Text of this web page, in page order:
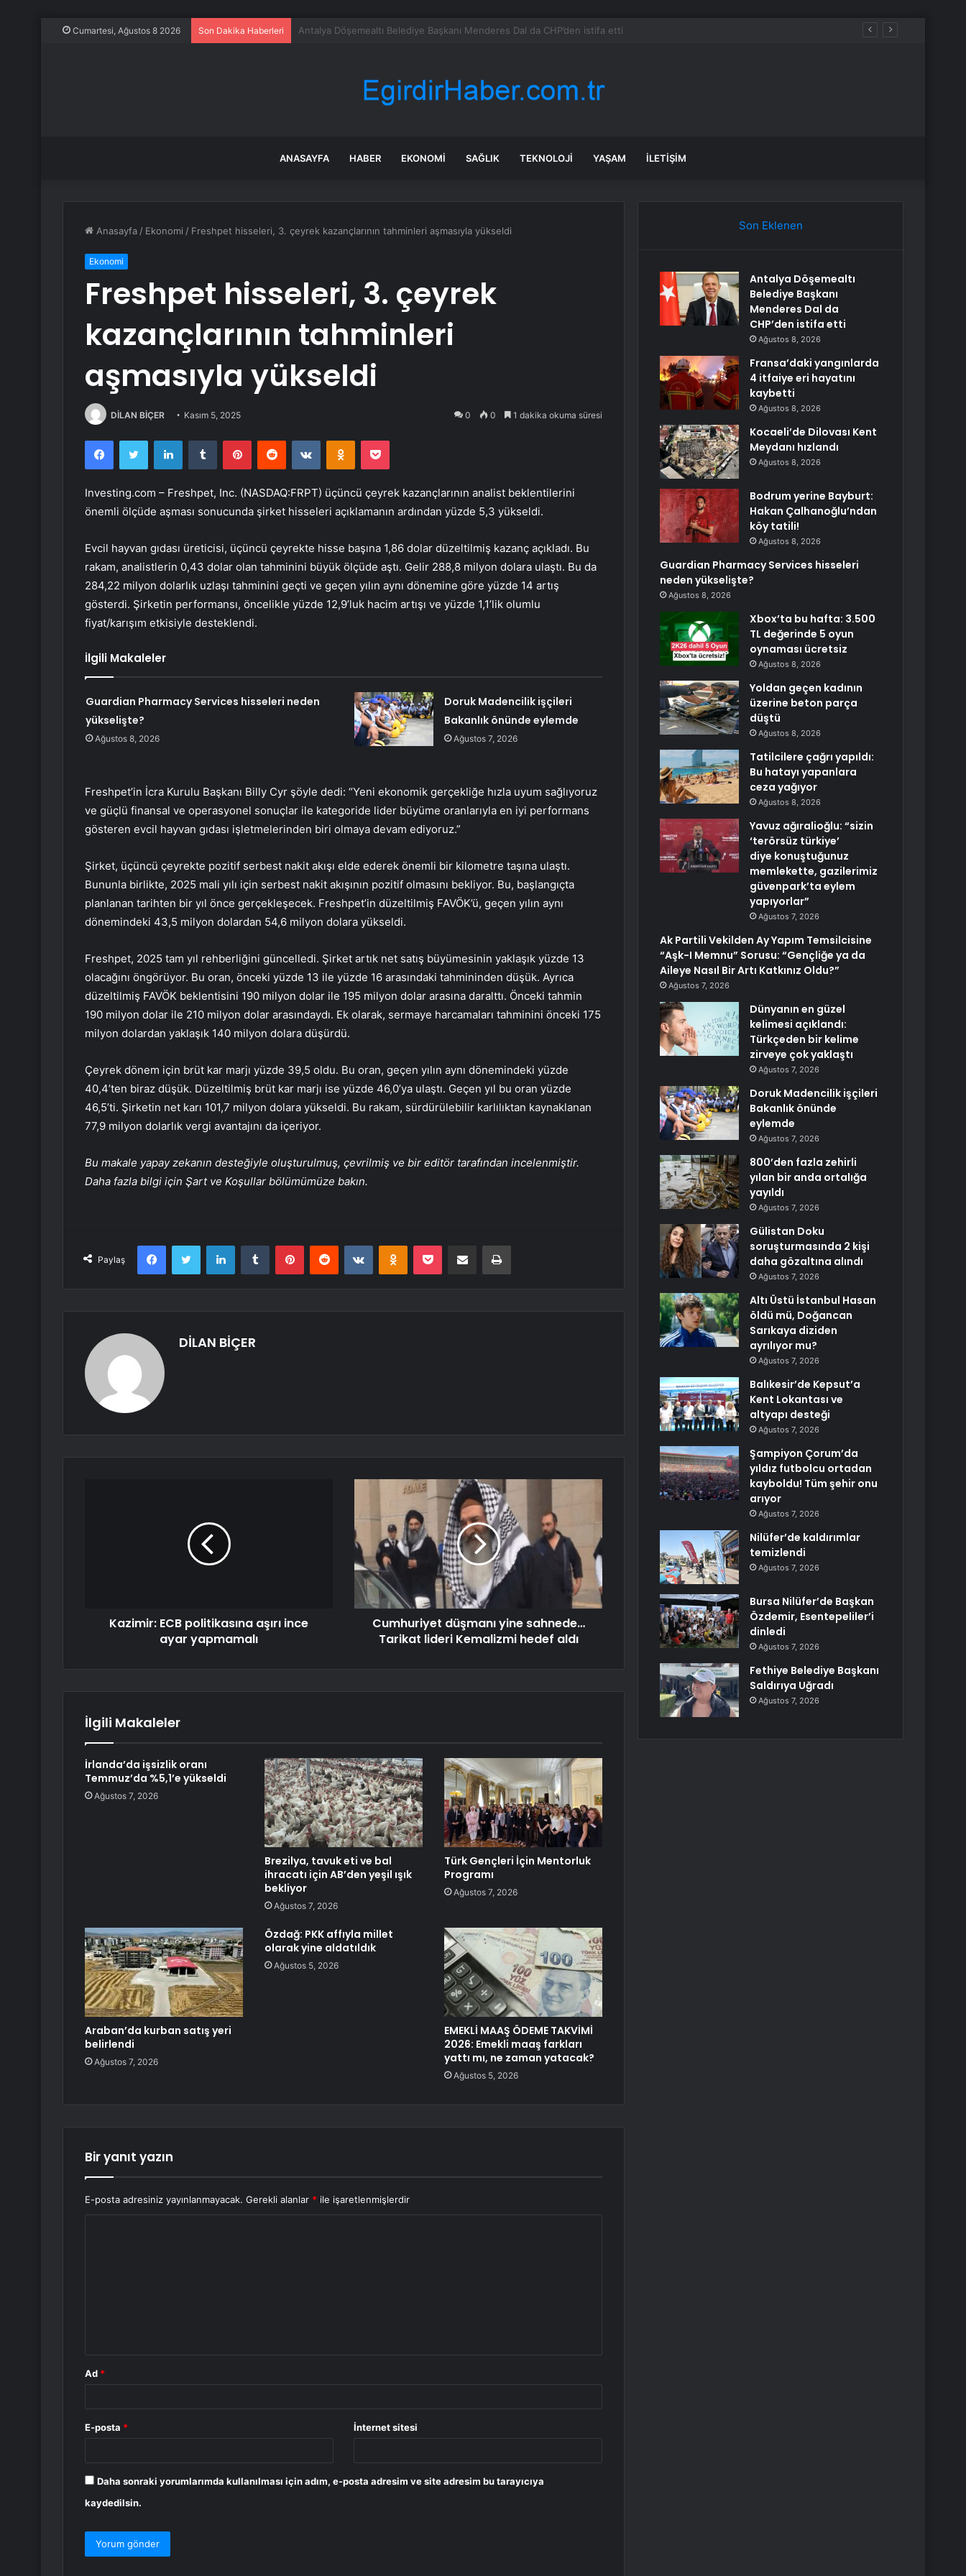
Cumartesi, Ağustos 8 2026 Son Dakika Haberleri Fransa’daki yangınlarda 4 itfaiye eri hayatını kaybetti
ANASAYFA HABER EKONOMI SAĞLIK TEKNOLOJI YAŞAM İLETIŞIM
Anasayfa / Ekonomi / Freshpet hisseleri, 3. çeyrek kazançlarının tahminleri aşmasıyla yükseldi
Ekonomi
Freshpet hisseleri, 3. çeyrek
kazançlarının tahminleri
aşmasıyla yükseldi
DİLAN BİÇER Kasım 5, 2025 0 0 1 dakika okuma süresi
FacebookTwitter LinkedInTumblr PinterestReddit VKontakteOdnoklassniki
Pocket
Investing.com – Freshpet, Inc. (NASDAQ:FRPT) üçüncü çeyrek kazançlarının analist beklentilerini
önemli ölçüde aşması sonucunda şirket hisseleri açıklamanın ardından yüzde 5,3 yükseldi.
Evcil hayvan gıdası üreticisi, üçüncü çeyrekte hisse başına 1,86 dolar düzeltilmiş kazanç açıkladı. Bu
rakam, analistlerin 0,43 dolar olan tahminini büyük ölçüde aştı. Gelir 288,8 milyon dolara ulaştı. Bu da
284,22 milyon dolarlık uzlaşı tahminini geçti ve geçen yılın aynı dönemine göre yüzde 14 artış
gösterdi. Şirketin performansı, öncelikle yüzde 12,9’luk hacim artışı ve yüzde 1,1’lik olumlu
fiyat/karışım etkisiyle desteklendi.
İlgili Makaleler
Guardian Pharmacy Services hisseleri neden
yükselişte?
Ağustos 8, 2026
Doruk Madencilik işçileri
Bakanlık önünde eylemde
Ağustos 7, 2026
Freshpet’in İcra Kurulu Başkanı Billy Cyr şöyle dedi: “Yeni ekonomik gerçekliğe hızla uyum sağlıyoruz
ve güçlü finansal ve operasyonel sonuçlar ile kategoride lider büyüme oranlarıyla en iyi performans
gösteren evcil hayvan gıdası işletmelerinden biri olmaya devam ediyoruz.”
Şirket, üçüncü çeyrekte pozitif serbest nakit akışı elde ederek önemli bir kilometre taşına ulaştı.
Bununla birlikte, 2025 mali yılı için serbest nakit akışının pozitif olmasını bekliyor. Bu, başlangıçta
planlanan tarihten bir yıl önce gerçekleşecek. Freshpet’in düzeltilmiş FAVÖK’ü, geçen yılın aynı
dönemindeki 43,5 milyon dolardan 54,6 milyon dolara yükseldi.
Freshpet, 2025 tam yıl rehberliğini güncelledi. Şirket artık net satış büyümesinin yaklaşık yüzde 13
olacağını öngörüyor. Bu oran, önceki yüzde 13 ile yüzde 16 arasındaki tahmininden düşük. Ayrıca
düzeltilmiş FAVÖK beklentisini 190 milyon dolar ile 195 milyon dolar arasına daralttı. Önceki tahmin
190 milyon dolar ile 210 milyon dolar arasındaydı. Ek olarak, sermaye harcamaları tahminini önceki 175
milyon dolardan yaklaşık 140 milyon dolara düşürdü.
Çeyrek dönem için brüt kar marjı yüzde 39,5 oldu. Bu oran, geçen yılın aynı dönemindeki yüzde
40,4’ten biraz düşük. Düzeltilmiş brüt kar marjı ise yüzde 46,0’ya ulaştı. Geçen yıl bu oran yüzde
46,5’ti. Şirketin net karı 101,7 milyon dolara yükseldi. Bu rakam, sürdürülebilir karlılıktan kaynaklanan
77,9 milyon dolarlık vergi avantajını da içeriyor.
Bu makale yapay zekanın desteğiyle oluşturulmuş, çevrilmiş ve bir editör tarafından incelenmiştir.
Daha fazla bilgi için Şart ve Koşullar bölümümüze bakın.
Paylaş
FacebookTwitter LinkedInTumblr PinterestReddit VKontakteOdnoklassniki
Pocket E-Posta ile paylaş Yazdır
DİLAN BİÇER
Kazimir: ECB politikasına aşırı ince
ayar yapmamalı
Cumhuriyet düşmanı yine sahnede…
Tarikat lideri Kemalizmi hedef aldı
İlgili Makaleler
İrlanda’da işsizlik oranı
Temmuz’da %5,1’e yükseldi
Ağustos 7, 2026
Brezilya, tavuk eti ve bal
ihracatı için AB’den yeşil ışık
bekliyor
Ağustos 7, 2026
Türk Gençleri İçin Mentorluk
Programı
Ağustos 7, 2026
Araban’da kurban satış yeri
belirlendi
Ağustos 7, 2026
Özdağ: PKK affıyla millet
olarak yine aldatıldık
Ağustos 5, 2026
EMEKLİ MAAŞ ÖDEME TAKVİMİ
2026: Emekli maaş farkları
yattı mı, ne zaman yatacak?
Ağustos 5, 2026
Bir yanıt yazın
E-posta adresiniz yayınlanmayacak. Gerekli alanlar * ile işaretlenmişlerdir
Ad *
E-posta * İnternet sitesi
Daha sonraki yorumlarımda kullanılması için adım, e-posta adresim ve site adresim bu tarayıcıya
kaydedilsin.
Son Eklenen
Antalya Döşemealtı
Belediye Başkanı
Menderes Dal da
CHP’den istifa etti
Ağustos 8, 2026
Fransa’daki yangınlarda
4 itfaiye eri hayatını
kaybetti
Ağustos 8, 2026
Kocaeli’de Dilovası Kent
Meydanı hızlandı
Ağustos 8, 2026
Bodrum yerine Bayburt:
Hakan Çalhanoğlu’ndan
köy tatili!
Ağustos 8, 2026
Guardian Pharmacy Services hisseleri
neden yükselişte?
Ağustos 8, 2026
Xbox’ta bu hafta: 3.500
TL değerinde 5 oyun
oynaması ücretsiz
Ağustos 8, 2026
Yoldan geçen kadının
üzerine beton parça
düştü
Ağustos 8, 2026
Tatilcilere çağrı yapıldı:
Bu hatayı yapanlara
ceza yağıyor
Ağustos 8, 2026
Yavuz ağıralioğlu: “sizin
‘terörsüz türkiye’
diye konuştuğunuz
memlekette, gazilerimiz
güvenpark’ta eylem
yapıyorlar”
Ağustos 7, 2026
Ak Partili Vekilden Ay Yapım Temsilcisine
“Aşk-I Memnu” Sorusu: “Gençliğe ya da
Aileye Nasıl Bir Artı Katkınız Oldu?”
Ağustos 7, 2026
Dünyanın en güzel
kelimesi açıklandı:
Türkçeden bir kelime
zirveye çok yaklaştı
Ağustos 7, 2026
Doruk Madencilik işçileri
Bakanlık önünde
eylemde
Ağustos 7, 2026
800’den fazla zehirli
yılan bir anda ortalığa
yayıldı
Ağustos 7, 2026
Gülistan Doku
soruşturmasında 2 kişi
daha gözaltına alındı
Ağustos 7, 2026
Altı Üstü İstanbul Hasan
öldü mü, Doğancan
Sarıkaya diziden
ayrılıyor mu?
Ağustos 7, 2026
Balıkesir’de Kepsut’a
Kent Lokantası ve
altyapı desteği
Ağustos 7, 2026
Şampiyon Çorum’da
yıldız futbolcu ortadan
kayboldu! Tüm şehir onu
arıyor
Ağustos 7, 2026
Nilüfer’de kaldırımlar
temizlendi
Ağustos 7, 2026
Bursa Nilüfer’de Başkan
Özdemir, Esentepeliler’i
dinledi
Ağustos 7, 2026
Fethiye Belediye Başkanı
Saldırıya Uğradı
Ağustos 7, 2026